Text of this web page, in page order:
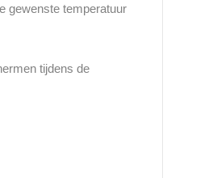
gewenste temperatuur
tijdens de